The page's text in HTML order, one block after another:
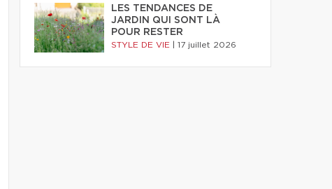
LES TENDANCES DE
JARDIN QUI SONT LÀ
POUR RESTER
STYLE DE VIE 17 juillet 2026